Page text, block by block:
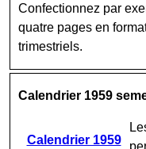
Confectionnez par
quatre pages en
trimestriels.
Calendrier 1959
Calendrier 1959